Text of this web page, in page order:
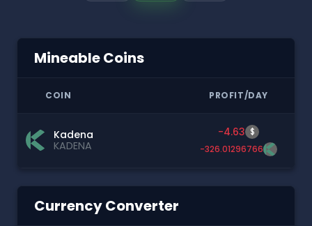
Mineable Coins
COIN PROFIT/DAY
Kadena
KADENA
-4.63 $
-326.01296766
Currency Converter